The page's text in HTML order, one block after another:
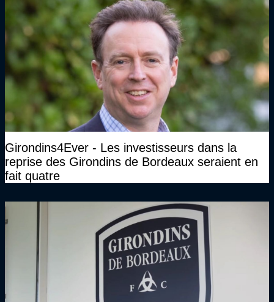
Girondins4Ever - Les investisseurs dans la
reprise des Girondins de Bordeaux seraient en
fait quatre